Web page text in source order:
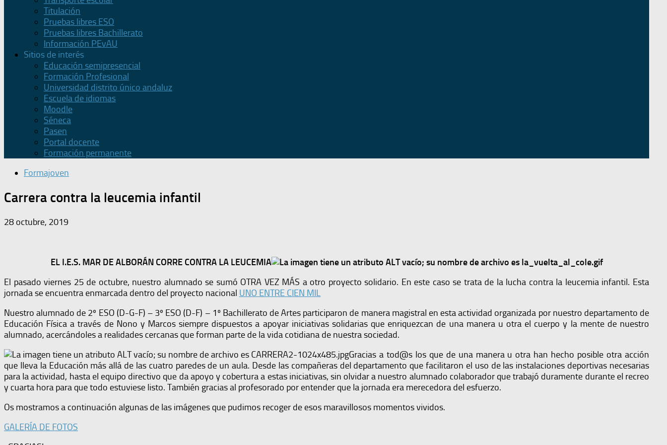
Titulación
Pruebas libres ESO
Pruebas libres Bachillerato
Información PEvAU
Sitios de interés
Educación semipresencial
Formación Profesional
Universidad distrito único andaluz
Escuela de idiomas
Moodle
Séneca
Pasen
Portal docente
Formación permanente
Formajoven
Carrera contra la leucemia infantil
28 octubre, 2019
EL I.E.S. MAR DE ALBORÁN CORRE CONTRA LA LEUCEMIA
El pasado viernes 25 de octubre, nuestro alumnado se sumó OTRA VEZ MÁS a otro proyecto solidario. En este caso se trata de la lucha contra la leucemia infantil. Esta
jornada se encuentra enmarcada dentro del proyecto nacional UNO ENTRE CIEN MIL
Nuestro alumnado de 2º ESO (D-G-F) – 3º ESO (D-F) – 1º Bachillerato de Artes participaron de manera magistral en esta actividad organizada por nuestro departamento de
Educación Física a través de Nono y Marcos siempre dispuestos a apoyar iniciativas solidarias que enriquezcan de una manera u otra el cuerpo y la mente de nuestro
alumnado, acercándoles a realidades cercanas que forman parte de la vida cotidiana de nuestra sociedad.
Gracias a tod@s los que de una manera u otra han hecho posible otra acción
que lleva la Educación más allá de las cuatro paredes de un aula. Desde las compañeras del departamento que facilitaron el uso de las instalaciones deportivas necesarias
para la actividad, hasta el equipo directivo que da apoyo y cobertura a estas iniciativas, sin olvidar a nuestro alumnado colaborador que trabajó duramente durante el recreo
y cuarta hora para que todo estuviese listo. También gracias al profesorado por entender que la jornada era merecedora del esfuerzo.
Os mostramos a continuación algunas de las imágenes que pudimos recoger de esos maravillosos momentos vividos.
GALERÍA DE FOTOS